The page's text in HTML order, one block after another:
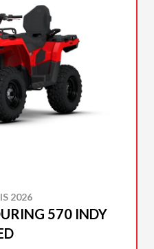
2026
570 INDY